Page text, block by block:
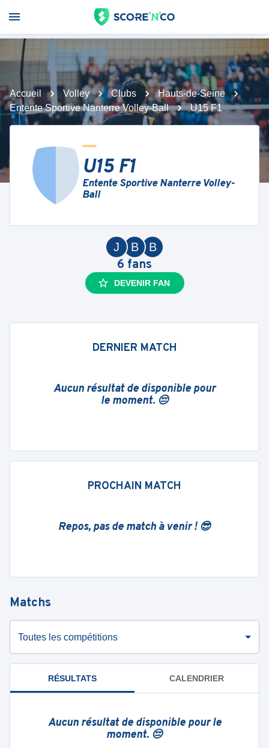
Accueil Volley Clubs
Hauts-de-Seine
Entente Sportive Nanterre Volley-Ball
U15 F1
U15 F1
Entente Sportive Nanterre Volley-
Ball
B
B
J
6 fans
DEVENIR FAN
DERNIER MATCH
Aucun résultat de disponible pour
le moment. 😔
PROCHAIN MATCH
Repos, pas de match à venir ! 😎
Matchs
Toutes les compétitions
RÉSULTATS CALENDRIER
Aucun résultat de disponible pour le
moment. 😔